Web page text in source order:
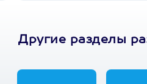
Другие разделы